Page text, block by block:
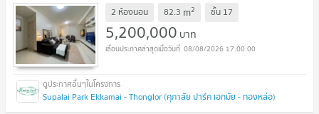
2 ห้องนอน 82.3 m2 ชั้น 17
5,200,000 บาท
08/08/2026 17:00:00
Supalai Park Ekkamai - Thonglor (ศุภาลัย ปาร์ค เอกมัย - ทองหล่อ)